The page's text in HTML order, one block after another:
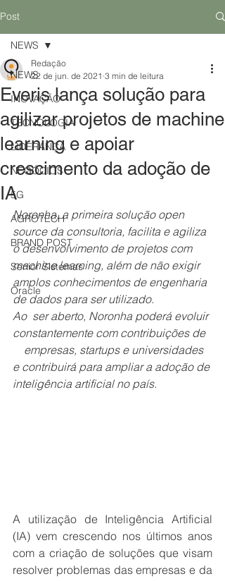
Post
NEWS
INOVAÇÃO
TECNOLOGIA
LIDERANÇA
NEGÓCIOS
5G
AGROTECH
BRAND POST
Senior Sistemas
Oracle
NEWS
Everis lança solução para
agilizar projetos de machine
learning e apoiar
crescimento da adoção de
IA
Redação
22 de jun. de 2021 3 min de leitura
Noronha, a primeira solução open
source da consultoria, facilita e agiliza
o desenvolvimento de projetos com
machine learning, além de não exigir
amplos conhecimentos de engenharia
de dados para ser utilizado.
Ao  ser aberto, Noronha poderá evoluir
constantemente com contribuições de
    empresas, startups e universidades
e contribuirá para ampliar a adoção de
inteligência artificial no país.
A utilização de Inteligência Artificial
(IA) vem crescendo nos últimos anos
com a criação de soluções que visam
resolver problemas das empresas e da